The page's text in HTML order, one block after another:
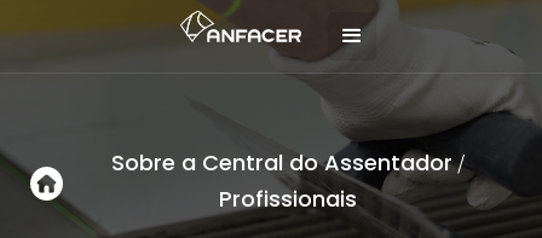
Sobre a Central do Assentador/
Profissionais